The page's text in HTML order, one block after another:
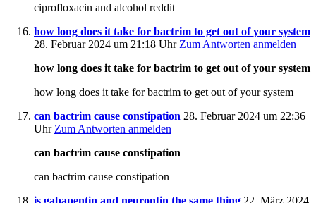
ciprofloxacin and alcohol reddit
how long does it take for bactrim to get out of your system
28. Februar 2024 um 21:18 Uhr Zum Antworten anmelden
how long does it take for bactrim to get out of your system
how long does it take for bactrim to get out of your system
can bactrim cause constipation 28. Februar 2024 um 22:36
Uhr Zum Antworten anmelden
can bactrim cause constipation
can bactrim cause constipation
is gabapentin and neurontin the same thing 22. März 2024